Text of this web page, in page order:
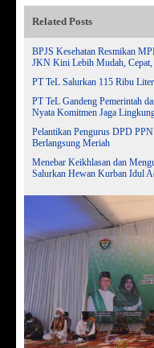
Related Posts
BPJS Kesehatan Resmikan
JKN Kini Lebih Mudah, Cepat,
PT TeL Salurkan 115 Ribu
PT TeL Gandeng Pemerintah
Nyata Komitmen Jaga
Pelantikan Pengurus DPD
Berlangsung Meriah
Menebar Keikhlasan dan
Salurkan Hewan Kurban Idul